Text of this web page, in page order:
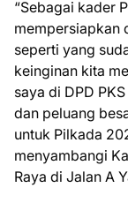
“Sebagai kader
mempersiapkan
seperti yang
keinginan kita
saya di DPD
dan peluang
untuk Pilkada
menyambangi
Raya di Jalan A